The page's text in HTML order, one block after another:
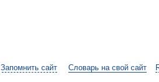
Запомнить сайт Словарь на свой сайт